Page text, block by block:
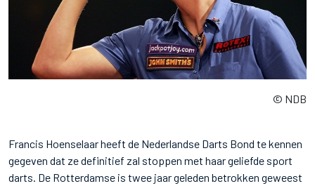
© NDB
Francis Hoenselaar heeft de Nederlandse Darts Bond te kennen
gegeven dat ze definitief zal stoppen met haar geliefde sport
darts. De Rotterdamse is twee jaar geleden betrokken geweest